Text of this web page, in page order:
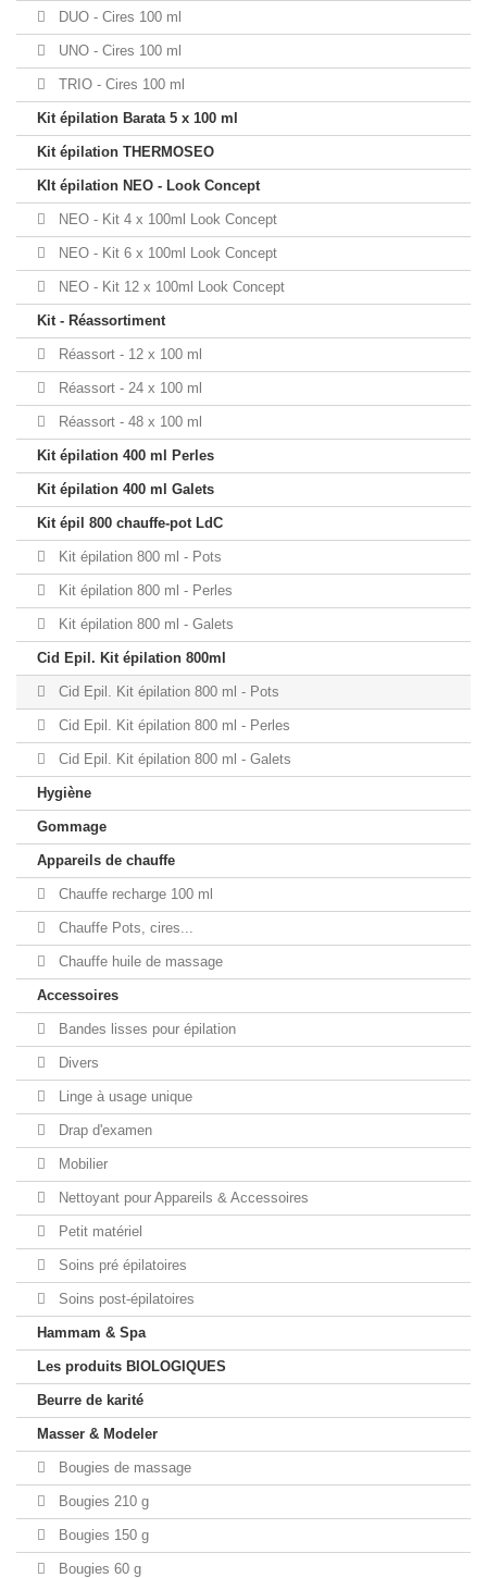
DUO - Cires 100 ml
UNO - Cires 100 ml
TRIO - Cires 100 ml
Kit épilation Barata 5 x 100 ml
Kit épilation THERMOSEO
KIt épilation NEO - Look Concept
NEO - Kit 4 x 100ml Look Concept
NEO - Kit 6 x 100ml Look Concept
NEO - Kit 12 x 100ml Look Concept
Kit - Réassortiment
Réassort - 12 x 100 ml
Réassort - 24 x 100 ml
Réassort - 48 x 100 ml
Kit épilation 400 ml Perles
Kit épilation 400 ml Galets
Kit épil 800 chauffe-pot LdC
Kit épilation 800 ml - Pots
Kit épilation 800 ml - Perles
Kit épilation 800 ml - Galets
Cid Epil. Kit épilation 800ml
Cid Epil. Kit épilation 800 ml - Pots
Cid Epil. Kit épilation 800 ml - Perles
Cid Epil. Kit épilation 800 ml - Galets
Hygiène
Gommage
Appareils de chauffe
Chauffe recharge 100 ml
Chauffe Pots, cires...
Chauffe huile de massage
Accessoires
Bandes lisses pour épilation
Divers
Linge à usage unique
Drap d'examen
Mobilier
Nettoyant pour Appareils & Accessoires
Petit matériel
Soins pré épilatoires
Soins post-épilatoires
Hammam & Spa
Les produits BIOLOGIQUES
Beurre de karité
Masser & Modeler
Bougies de massage
Bougies 210 g
Bougies 150 g
Bougies 60 g